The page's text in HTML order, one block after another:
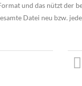
und das nützt der
Datei neu bzw.